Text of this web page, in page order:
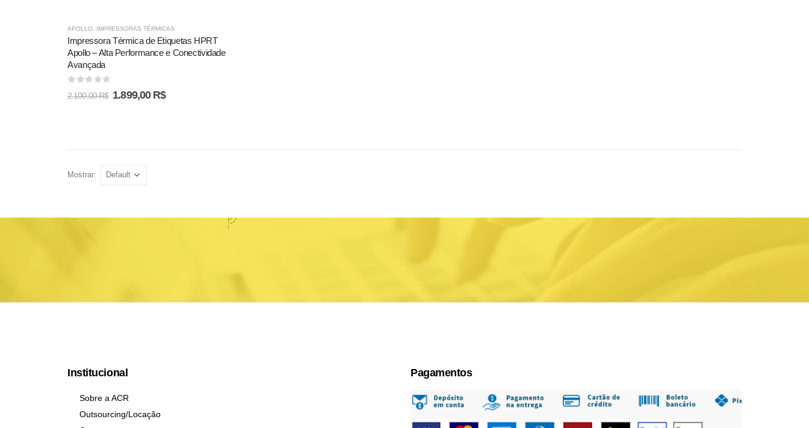
APOLLO IMPRESSORAS TÉRMICAS
Impressora Térmica de Etiquetas HPRT
Apollo – Alta Performance e Conectividade
Avançada
out of 5
2.100,00R$ 1.899,00 R$
Mostrar:
Institucional
Sobre a ACR
Outsourcing/Locação
Pagamentos